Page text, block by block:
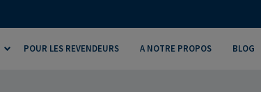
POUR LES REVENDEURS A NOTRE PROPOS BLOG